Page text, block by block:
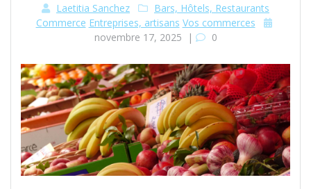
Laetitia Sanchez
Bars, Hôtels, Restaurants
Commerce Entreprises, artisans Vos commerces
novembre 17, 2025 | 0